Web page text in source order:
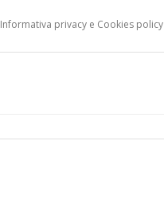
Informativa privacy e Cookies policy